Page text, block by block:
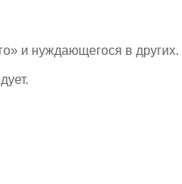
и нуждающегося в других.